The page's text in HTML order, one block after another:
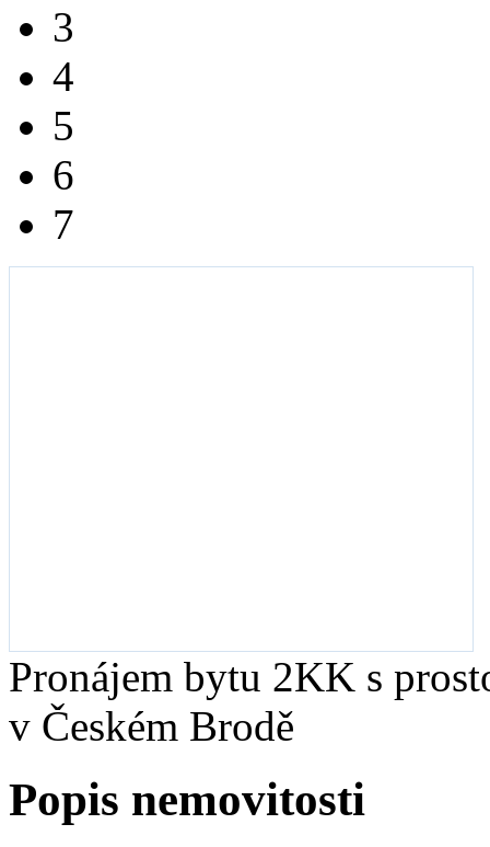
3
4
5
6
7
Pronájem bytu 2KK s
v Českém Brodě
Popis nemovitosti